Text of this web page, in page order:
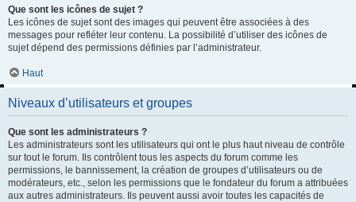
Que sont les icônes de sujet ?
Les icônes de sujet sont des images qui peuvent être associées à des
messages pour refléter leur contenu. La possibilité d’utiliser des icônes de
sujet dépend des permissions définies par l’administrateur.
Haut
Niveaux d’utilisateurs et groupes
Que sont les administrateurs ?
Les administrateurs sont les utilisateurs qui ont le plus haut niveau de contrôle
sur tout le forum. Ils contrôlent tous les aspects du forum comme les
permissions, le bannissement, la création de groupes d’utilisateurs ou de
modérateurs, etc., selon les permissions que le fondateur du forum a attribuées
aux autres administrateurs. Ils peuvent aussi avoir toutes les capacités de